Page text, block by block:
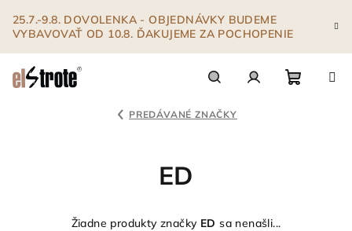
obsah
25.7.-9.8. DOVOLENKA - OBJEDNÁVKY BUDEME
VYBAVOVAŤ OD 10.8. ĎAKUJEME ZA POCHOPENIE
PREDÁVANÉ ZNAČKY
ED
Žiadne produkty značky ED sa nenašli...